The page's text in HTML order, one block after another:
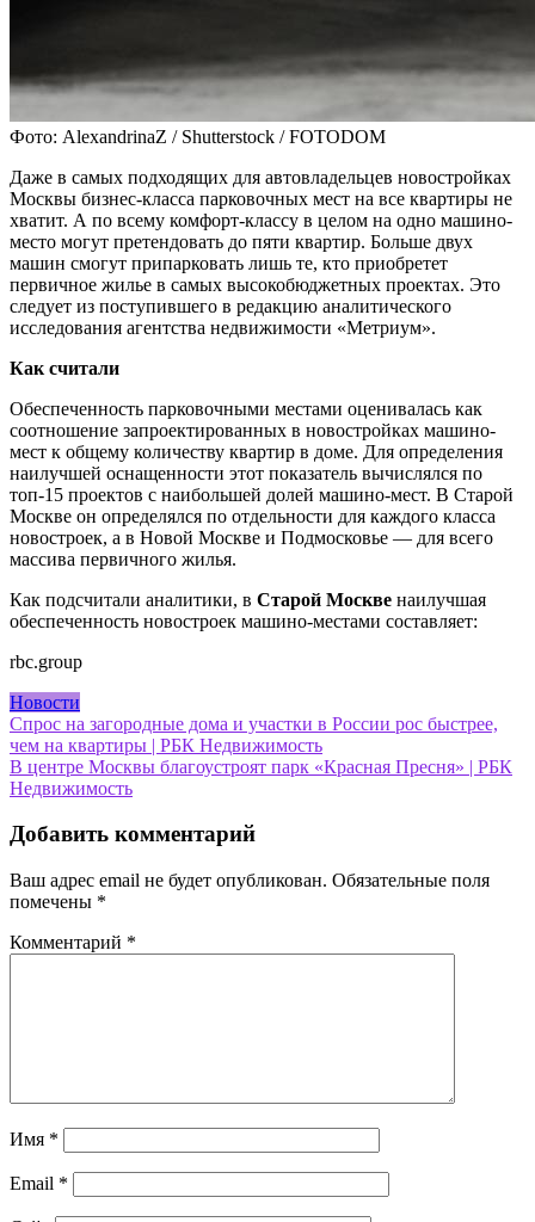
Фото: AlexandrinaZ / Shutterstock / FOTODOM
Даже в самых подходящих для автовладельцев новостройках
Москвы бизнес-класса парковочных мест на все квартиры не
хватит. А по всему комфорт-классу в целом на одно машино-
место могут претендовать до пяти квартир. Больше двух
машин смогут припарковать лишь те, кто приобретет
первичное жилье в самых высокобюджетных проектах. Это
следует из поступившего в редакцию аналитического
исследования агентства недвижимости «Метриум».
Как считали
Обеспеченность парковочными местами оценивалась как
соотношение запроектированных в новостройках машино-
мест к общему количеству квартир в доме. Для определения
наилучшей оснащенности этот показатель вычислялся по
топ-15 проектов с наибольшей долей машино-мест. В Старой
Москве он определялся по отдельности для каждого класса
новостроек, а в Новой Москве и Подмосковье — для всего
массива первичного жилья.
Как подсчитали аналитики, в Старой Москве наилучшая
обеспеченность новостроек машино-местами составляет:
rbc.group
Новости
Навигация
по
записям
Спрос на загородные дома и участки в России рос быстрее,
чем на квартиры | РБК Недвижимость
В центре Москвы благоустроят парк «Красная Пресня» | РБК
Недвижимость
Добавить комментарий
Ваш адрес email не будет опубликован. Обязательные поля
помечены *
Комментарий *
Имя *
Email *